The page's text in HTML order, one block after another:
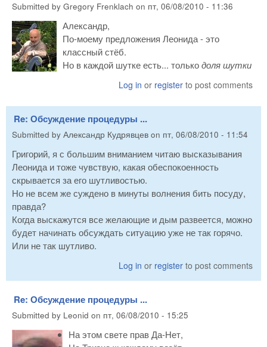
Submitted by Gregory Frenklach on пт, 06/08/2010 - 11:36
Александр,
По-моему предложения Леонида - это
классный стёб.
Но в каждой шутке есть... толькодоля шутки
Log in or register to post comments
Re: Обсуждение процедуры ...
Submitted by Александр Кудрявцев on пт, 06/08/2010 - 11:54
Григорий, я с большим вниманием читаю высказывания
Леонида и тоже чувствую, какая обеспокоенность
скрывается за его шутливостью.
Но не всем же суждено в минуты волнения бить посуду,
правда?
Когда выскажутся все желающие и дым развеется, можно
будет начинать обсуждать ситуацию уже не так горячо.
Или не так шутливо.
Log in or register to post comments
Re: Обсуждение процедуры ...
Submitted by Leonid on пт, 06/08/2010 - 15:25
На этом свете прав Да-Нет,